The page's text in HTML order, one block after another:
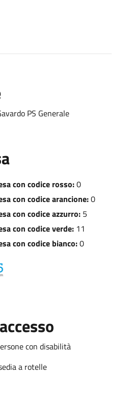
PS Generale
con codice rosso:0
con codice arancione:0
con codice azzurro: 5
con codice verde: 11
con codice bianco:0
con disabilità
a rotelle